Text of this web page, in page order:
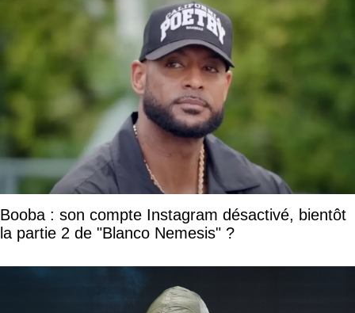
Booba : son compte Instagram désactivé, bientôt
la partie 2 de "Blanco Nemesis" ?